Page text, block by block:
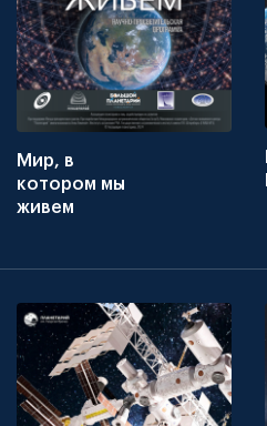
Мир, в
котором мы
живем